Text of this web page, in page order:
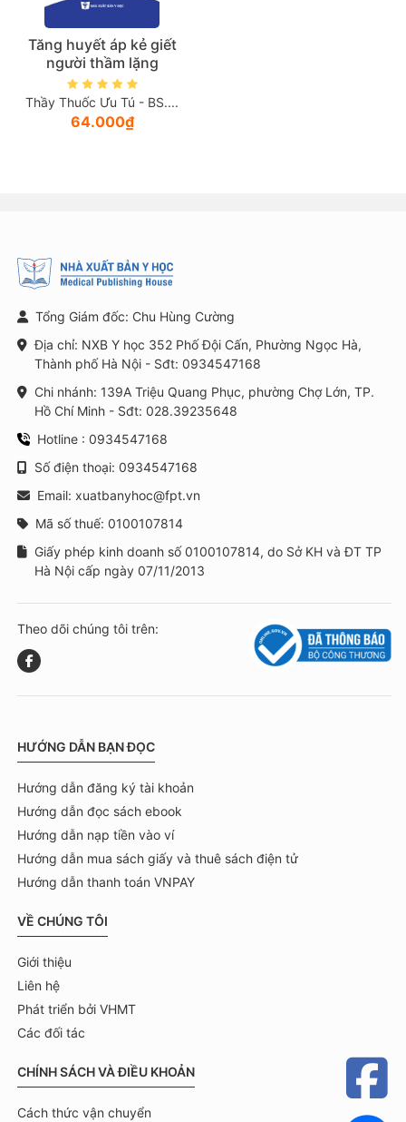
Tăng huyết áp kẻ giết
người thầm lặng
Thầy Thuốc Ưu Tú - BS....
64.000₫
Tổng Giám đốc: Chu Hùng Cường
Địa chỉ: NXB Y học 352 Phố Đội Cấn, Phường Ngọc Hà,
Thành phố Hà Nội - Sđt: 0934547168
Chi nhánh: 139A Triệu Quang Phục, phường Chợ Lớn, TP.
Hồ Chí Minh - Sđt: 028.39235648
Hotline : 0934547168
Số điện thoại: 0934547168
Email: xuatbanyhoc@fpt.vn
Mã số thuế: 0100107814
Giấy phép kinh doanh số 0100107814, do Sở KH và ĐT TP
Hà Nội cấp ngày 07/11/2013
Theo dõi chúng tôi trên:
HƯỚNG DẪN BẠN ĐỌC
Hướng dẫn đăng ký tài khoản
Hướng dẫn đọc sách ebook
Hướng dẫn nạp tiền vào ví
Hướng dẫn mua sách giấy và thuê sách điện tử
Hướng dẫn thanh toán VNPAY
VỀ CHÚNG TÔI
Giới thiệu
Liên hệ
Phát triển bởi VHMT
Các đối tác
CHÍNH SÁCH VÀ ĐIỀU KHOẢN
Cách thức vận chuyển